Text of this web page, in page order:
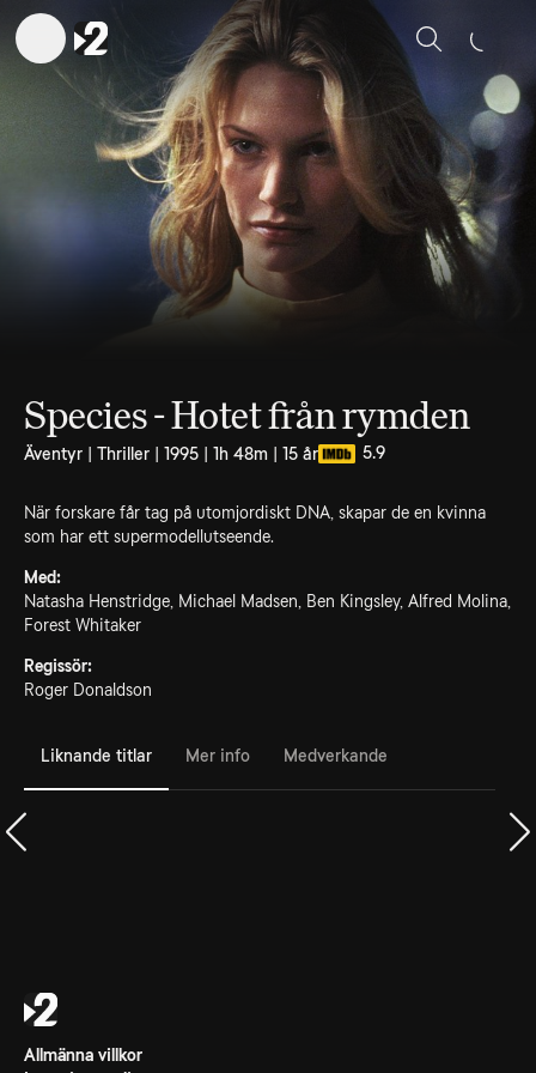
Sök
Species - Hotet från rymden
Äventyr | Thriller | 1995 | 1h 48m | 15 år 5.9
När forskare får tag på utomjordiskt DNA, skapar de en kvinna
som har ett supermodellutseende.
Med:
Natasha Henstridge, Michael Madsen, Ben Kingsley, Alfred Molina,
Forest Whitaker
Regissör:
Roger Donaldson
Liknande titlar Mer info Medverkande
Allmänna villkor